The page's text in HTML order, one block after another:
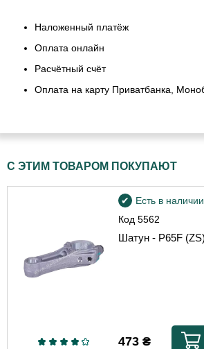
Наложенный платёж
Оплата онлайн
Расчётный счёт
Оплата на карту Приватбанка,
С ЭТИМ ТОВАРОМ ПОКУПАЮТ
Код 5562
Есть в наличии
Шатун - P65F (ZS)
473 ₴